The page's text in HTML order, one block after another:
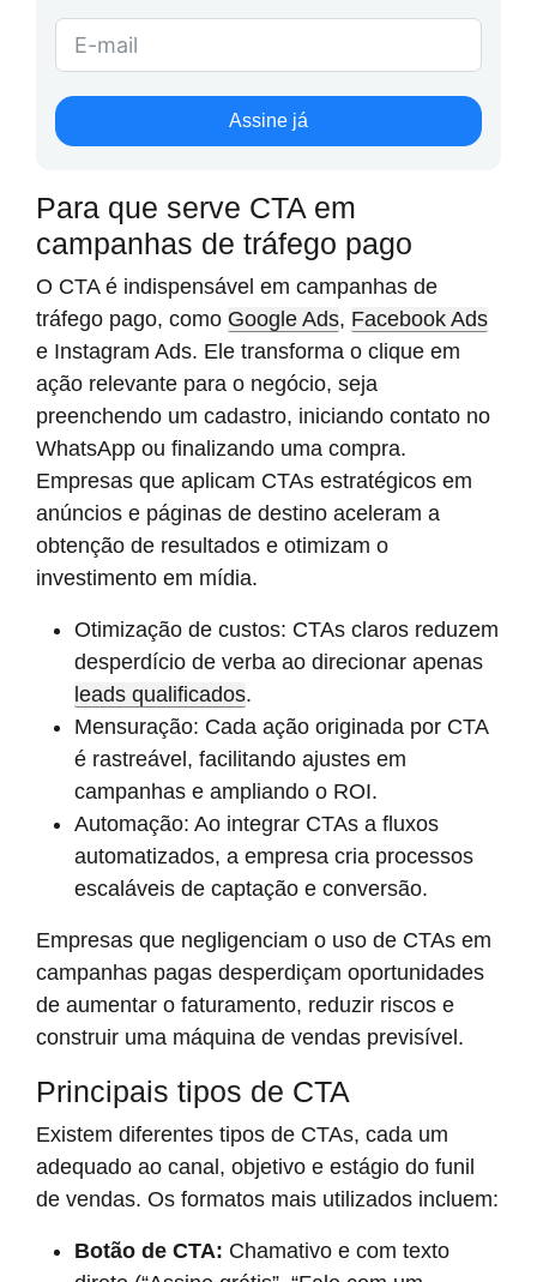
Assine já
Para que serve CTA em
campanhas de tráfego pago
O CTA é indispensável em campanhas de
tráfego pago, como Google Ads, Facebook Ads
e Instagram Ads. Ele transforma o clique em
ação relevante para o negócio, seja
preenchendo um cadastro, iniciando contato no
WhatsApp ou finalizando uma compra.
Empresas que aplicam CTAs estratégicos em
anúncios e páginas de destino aceleram a
obtenção de resultados e otimizam o
investimento em mídia.
Otimização de custos: CTAs claros reduzem
desperdício de verba ao direcionar apenas
leads qualificados.
Mensuração: Cada ação originada por CTA
é rastreável, facilitando ajustes em
campanhas e ampliando o ROI.
Automação: Ao integrar CTAs a fluxos
automatizados, a empresa cria processos
escaláveis de captação e conversão.
Empresas que negligenciam o uso de CTAs em
campanhas pagas desperdiçam oportunidades
de aumentar o faturamento, reduzir riscos e
construir uma máquina de vendas previsível.
Principais tipos de CTA
Existem diferentes tipos de CTAs, cada um
adequado ao canal, objetivo e estágio do funil
de vendas. Os formatos mais utilizados incluem:
Botão de CTA: Chamativo e com texto